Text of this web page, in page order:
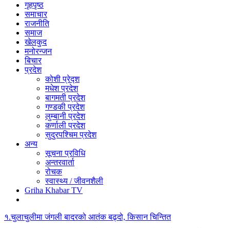
गृहपृष्ठ
समाचार
राजनीति
समाज
खेलकुद
मनोरन्जन
बिचार
प्रदेश
कोशी प्रेद्श
मधेश प्रदेश
बागमती प्रदेश
गण्डकी प्रदेश
लुम्बानी प्रदेश
कर्णाली प्रदेश
सुदुरपश्चिम प्रदेश
अन्य
सूचना प्रविधि
अन्तरवार्ता
रोचक
स्वास्थ्य / जीवनशैली
Griha Khabar TV
१.चुलाचुलीमा जंगली बादरको आतंक बढ्दो, किसान चिन्तित